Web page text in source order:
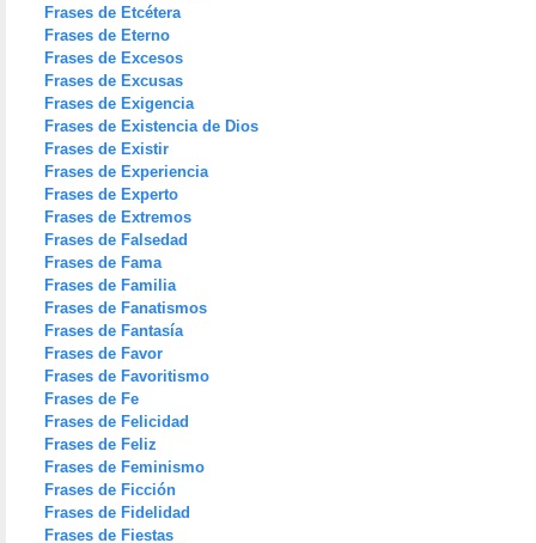
Frases de Etcétera
Frases de Eterno
Frases de Excesos
Frases de Excusas
Frases de Exigencia
Frases de Existencia de Dios
Frases de Existir
Frases de Experiencia
Frases de Experto
Frases de Extremos
Frases de Falsedad
Frases de Fama
Frases de Familia
Frases de Fanatismos
Frases de Fantasía
Frases de Favor
Frases de Favoritismo
Frases de Fe
Frases de Felicidad
Frases de Feliz
Frases de Feminismo
Frases de Ficción
Frases de Fidelidad
Frases de Fiestas